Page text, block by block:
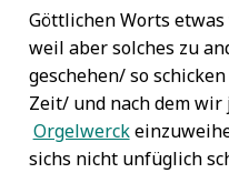
Göttlichen Worts
weil aber solches zu
geschehen/ so
Zeit/ und nach dem
Orgelwerck
sichs nicht unfüglich